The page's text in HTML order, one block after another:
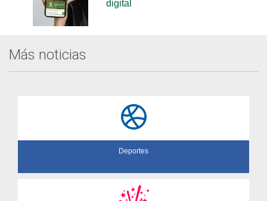
digital
Más noticias
Deportes